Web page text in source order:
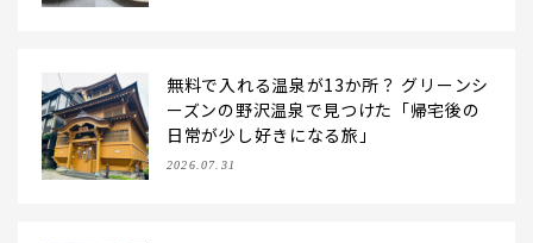
無料で入れる温泉が13か所？ グリーンシ
ーズンの野沢温泉で見つけた「帰宅後の
日常が少し好きになる旅」
2026.07.31